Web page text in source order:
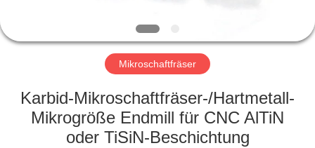
FABRIK-
QUALITÄTSKONTROLLE
Mikroschaftfräser
Karbid-Mikroschaftfräser-/Hartmetall-
Mikrogröße Endmill für CNC AlTiN
oder TiSiN-Beschichtung